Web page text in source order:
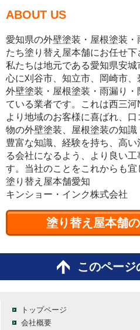
ABOUT US
愛知県の外壁塗装・屋根塗装
たち塗り替え屋本舗にお任せ下
私たちは地元である愛知県安
心に刈谷市、知立市、岡崎市
外壁塗装・屋根塗装・雨漏り
ている業者です。これは西三河
より地域のお客様に喜ばれ、
物の外壁塗装、屋根塗装の知識
豊富な知識、経験を持ち、高
る会社になるよう、より良い
す。当社のことをこれからも宜
塗り替え屋本舗愛知
キンショー・インク株式会社
塗り替え屋本舗
このページ
トップページ
会社概要